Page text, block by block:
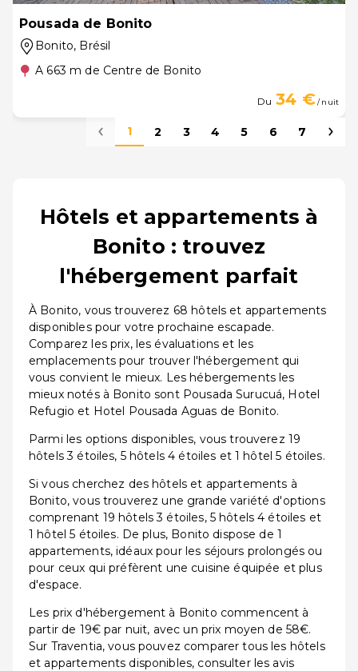
Pousada de Bonito
Bonito, Brésil
A 663 m de Centre de Bonito
Du 34 €/ nuit
1 2 3 4 5 6 7
Hôtels et appartements à
Bonito : trouvez
l'hébergement parfait
À Bonito, vous trouverez 68 hôtels et appartements
disponibles pour votre prochaine escapade.
Comparez les prix, les évaluations et les
emplacements pour trouver l'hébergement qui
vous convient le mieux. Les hébergements les
mieux notés à Bonito sont Pousada Surucuá, Hotel
Refugio et Hotel Pousada Aguas de Bonito.
Parmi les options disponibles, vous trouverez 19
hôtels 3 étoiles, 5 hôtels 4 étoiles et 1 hôtel 5 étoiles.
Si vous cherchez des hôtels et appartements à
Bonito, vous trouverez une grande variété d'options
comprenant 19 hôtels 3 étoiles, 5 hôtels 4 étoiles et
1 hôtel 5 étoiles. De plus, Bonito dispose de 1
appartements, idéaux pour les séjours prolongés ou
pour ceux qui préfèrent une cuisine équipée et plus
d'espace.
Les prix d'hébergement à Bonito commencent à
partir de 19€ par nuit, avec un prix moyen de 58€.
Sur Traventia, vous pouvez comparer tous les hôtels
et appartements disponibles, consulter les avis